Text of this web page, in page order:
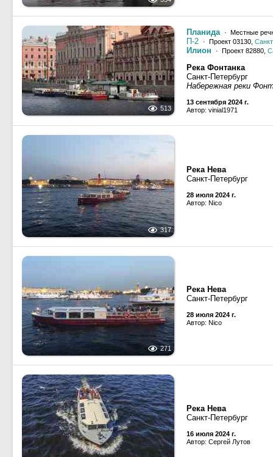
513
Планида · Местные
П-2 · Проект 03130,
Илион · Проект 82880,
Река Фонтанка
Санкт-Петербург
Набережная реки
13 сентября 2024 г.
Автор: vinial1971
317
Река Нева
Санкт-Петербург
28 июля 2024 г.
Автор: Nico
271
Река Нева
Санкт-Петербург
28 июля 2024 г.
Автор: Nico
Река Нева
Санкт-Петербург
16 июля 2024 г.
Автор: Сергей Лутов